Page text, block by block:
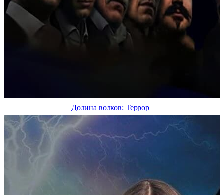
Долина волков: Террор